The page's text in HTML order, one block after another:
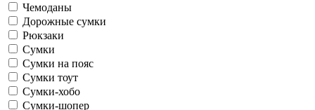
Чемоданы
Дорожные сумки
Рюкзаки
Сумки
Сумки на пояс
Сумки тоут
Сумки-хобо
Сумки-шопер